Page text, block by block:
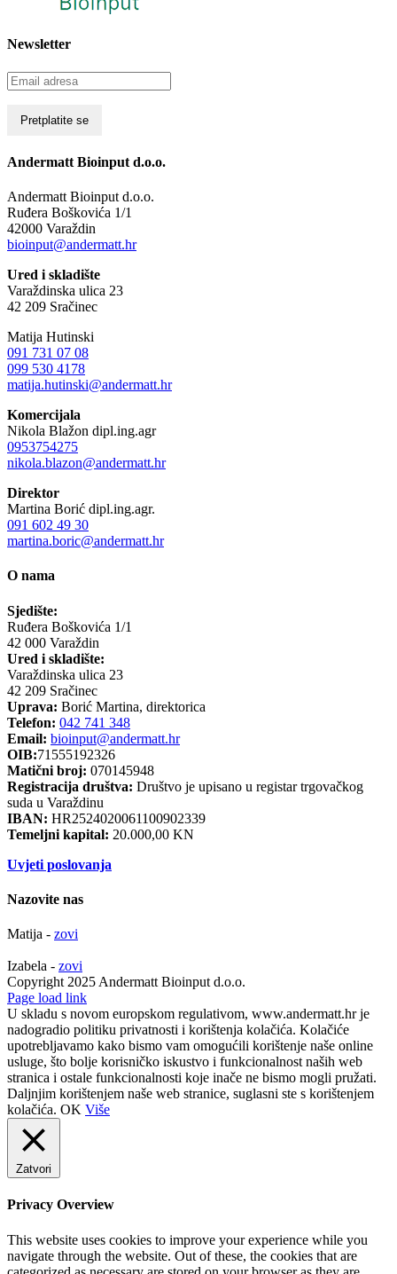
Newsletter
Andermatt Bioinput d.o.o.
Andermatt Bioinput d.o.o.
Ruđera Boškovića 1/1
42000 Varaždin
bioinput@andermatt.hr
Ured i skladište
Varaždinska ulica 23
42 209 Sračinec
Matija Hutinski
091 731 07 08
099 530 4178
matija.hutinski@andermatt.hr
Komercijala
Nikola Blažon dipl.ing.agr
0953754275
nikola.blazon@andermatt.hr
Direktor
Martina Borić dipl.ing.agr.
091 602 49 30
martina.boric@andermatt.hr
O nama
Sjedište:
Ruđera Boškovića 1/1
42 000 Varaždin
Ured i skladište:
Varaždinska ulica 23
42 209 Sračinec
Uprava: Borić Martina, direktorica
Telefon: 042 741 348
Email: bioinput@andermatt.hr
OIB:71555192326
Matični broj: 070145948
Registracija društva: Društvo je upisano u registar trgovačkog
suda u Varaždinu
IBAN: HR2524020061100902339
Temeljni kapital: 20.000,00 KN
Uvjeti poslovanja
Nazovite nas
Matija - zovi
Izabela - zovi
Copyright 2025 Andermatt Bioinput d.o.o.
Facebook
Page load link
U skladu s novom europskom regulativom, www.andermatt.hr je
nadogradio politiku privatnosti i korištenja kolačića. Kolačiće
upotrebljavamo kako bismo vam omogućili korištenje naše online
usluge, što bolje korisničko iskustvo i funkcionalnost naših web
stranica i ostale funkcionalnosti koje inače ne bismo mogli pružati.
Daljnjim korištenjem naše web stranice, suglasni ste s korištenjem
kolačića. OK Više
Zatvori
Privacy Overview
This website uses cookies to improve your experience while you
navigate through the website. Out of these, the cookies that are